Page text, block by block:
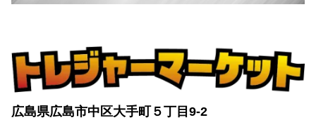
広島県広島市中区大手町５丁目9-2